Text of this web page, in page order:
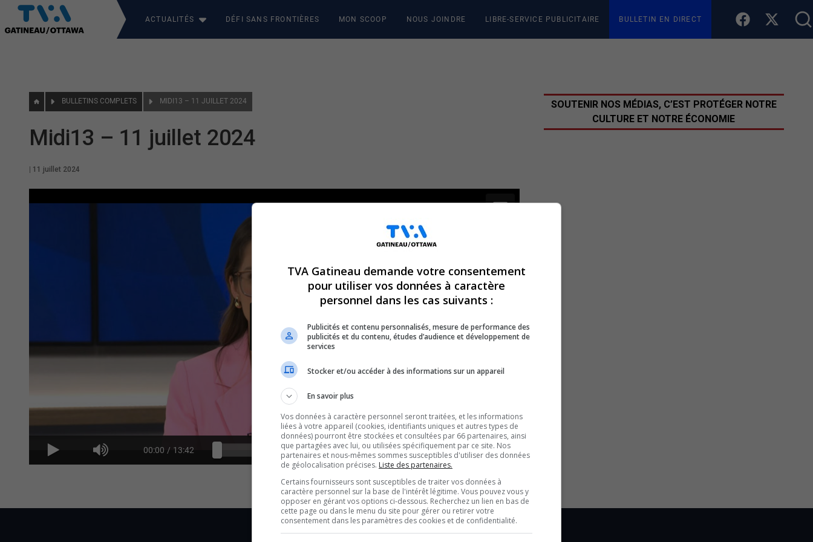
ACTUALITÉS DÉFI SANS FRONTIÈRES MON SCOOP NOUS JOINDRE LIBRE-SERVICE PUBLICITAIRE BULLETIN EN DIRECT
BULLETINS COMPLETS MIDI13 – 11 JUILLET 2024
Midi13 – 11 juillet 2024
11 juillet 2024
00:00 / 13:42
SOUTENIR NOS MÉDIAS, C’EST PROTÉGER NOTRE
CULTURE ET NOTRE ÉCONOMIE
TVA Gatineau demande votre consentement
pour utiliser vos données à caractère
personnel dans les cas suivants :
Publicités et contenu personnalisés, mesure de performance des
publicités et du contenu, études d’audience et développement de
services
Stocker et/ou accéder à des informations sur un appareil
En savoir plus
Vos données à caractère personnel seront traitées, et les informations
liées à votre appareil (cookies, identifiants uniques et autres types de
données) pourront être stockées et consultées par 66 partenaires, ainsi
que partagées avec lui, ou utilisées spécifiquement par ce site. Nos
partenaires et nous-mêmes sommes susceptibles d'utiliser des données
de géolocalisation précises. Liste des partenaires.
Certains fournisseurs sont susceptibles de traiter vos données à
caractère personnel sur la base de l'intérêt légitime. Vous pouvez vous y
opposer en gérant vos options ci-dessous. Recherchez un lien en bas de
cette page ou dans le menu du site pour gérer ou retirer votre
consentement dans les paramètres des cookies et de confidentialité.